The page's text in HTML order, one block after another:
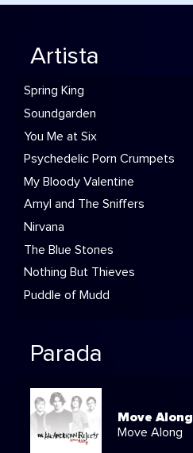
Artista
Spring King
Soundgarden
You Me at Six
Psychedelic Porn Crumpets
My Bloody Valentine
Amyl and The Sniffers
Nirvana
The Blue Stones
Nothing But Thieves
Puddle of Mudd
Parada
Move Along
Move Along